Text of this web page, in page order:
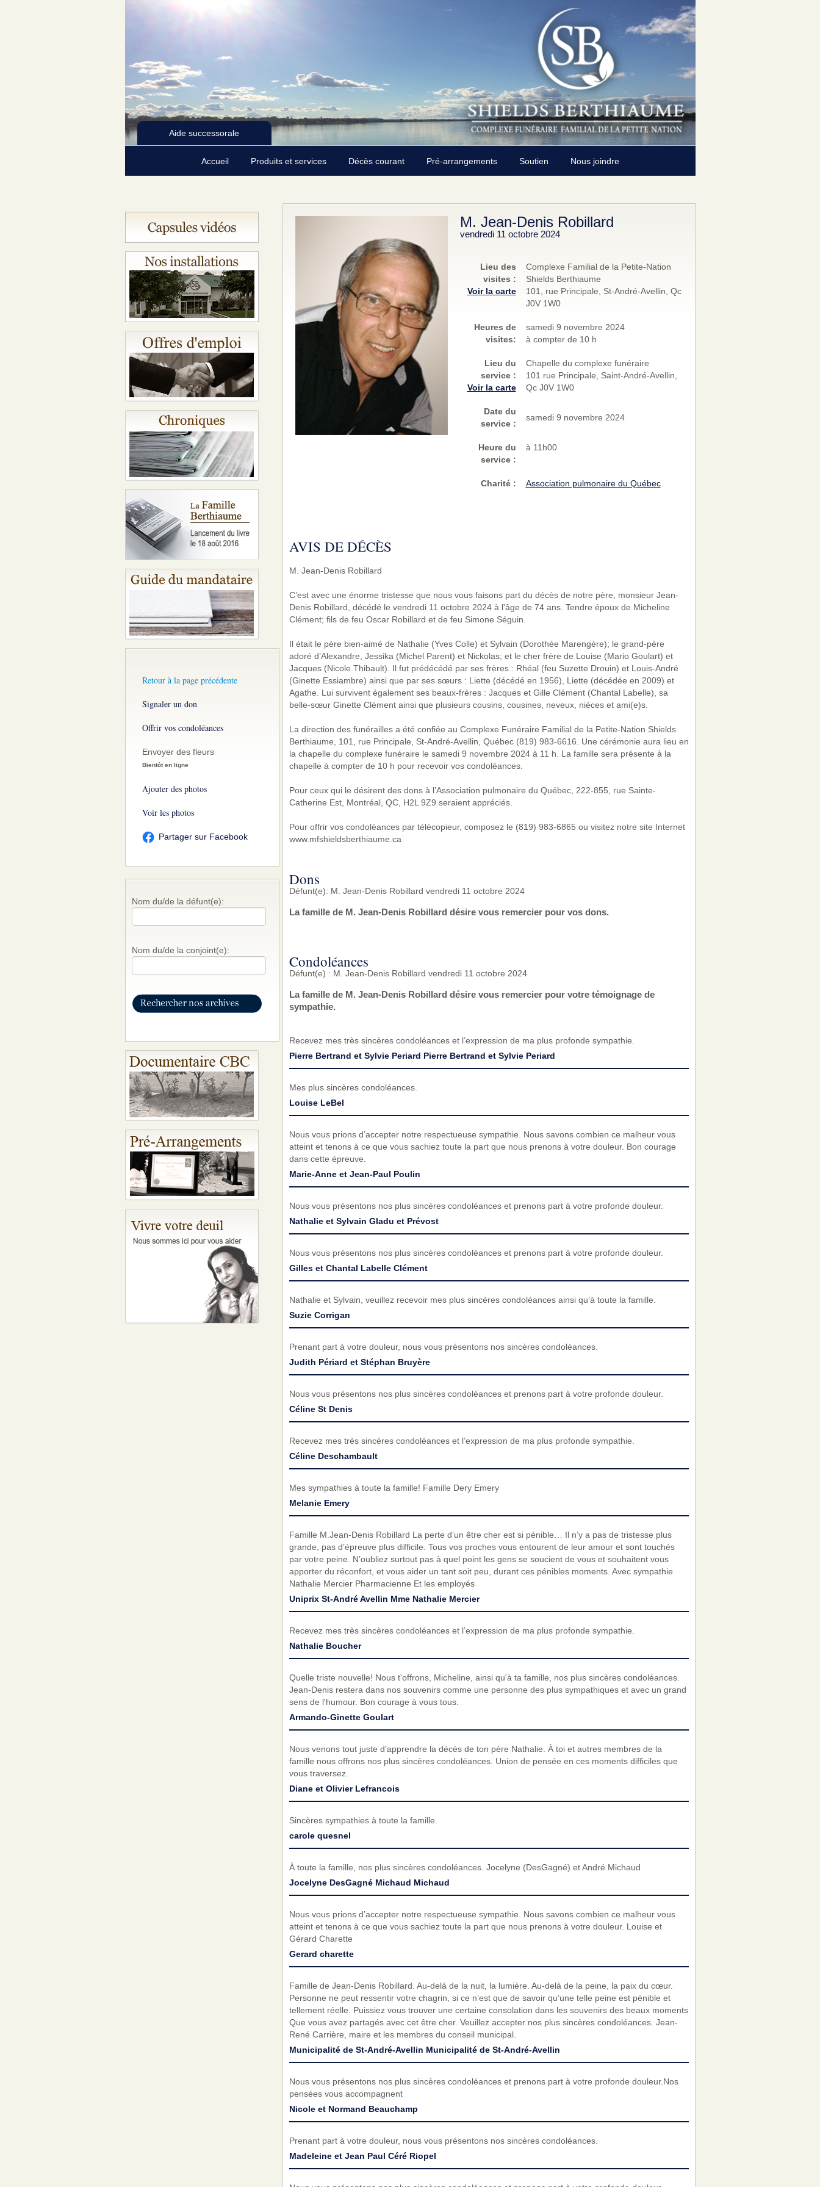
Aide successorale
Accueil Produits et services Décès courant Pré-arrangements Soutien Nous joindre
Retour à la page précédente
Signaler un don
Offrir vos condoléances
Envoyer des fleurs
Bientôt en ligne
Ajouter des photos
Voir les photos
Partager sur Facebook
Nom du/de la défunt(e):
Nom du/de la conjoint(e):
M. Jean-Denis Robillard
vendredi 11 octobre 2024
Lieu des
visites :
Voir la carte
Complexe Familial de la Petite-Nation
Shields Berthiaume
101, rue Principale, St-André-Avellin, Qc
J0V 1W0
Heures de
visites:
samedi 9 novembre 2024
à compter de 10 h
Lieu du
service :
Voir la carte
Chapelle du complexe funéraire
101 rue Principale, Saint-André-Avellin,
Qc J0V 1W0
Date du
service :
samedi 9 novembre 2024
Heure du
service :
à 11h00
Charité: Association pulmonaire du Québec
AVIS DE DÉCÈS
M. Jean-Denis Robillard
C’est avec une énorme tristesse que nous vous faisons part du décès de notre père, monsieur Jean-
Denis Robillard, décédé le vendredi 11 octobre 2024 à l'âge de 74 ans. Tendre époux de Micheline
Clément; fils de feu Oscar Robillard et de feu Simone Séguin.
Il était le père bien-aimé de Nathalie (Yves Colle) et Sylvain (Dorothée Marengère); le grand-père
adoré d’Alexandre, Jessika (Michel Parent) et Nickolas; et le cher frère de Louise (Mario Goulart) et
Jacques (Nicole Thibault). Il fut prédécédé par ses frères : Rhéal (feu Suzette Drouin) et Louis-André
(Ginette Essiambre) ainsi que par ses sœurs : Liette (décédé en 1956), Liette (décédée en 2009) et
Agathe. Lui survivent également ses beaux-frères : Jacques et Gille Clément (Chantal Labelle), sa
belle-sœur Ginette Clément ainsi que plusieurs cousins, cousines, neveux, nièces et ami(e)s.
La direction des funérailles a été confiée au Complexe Funéraire Familial de la Petite-Nation Shields
Berthiaume, 101, rue Principale, St-André-Avellin, Québec (819) 983-6616. Une cérémonie aura lieu en
la chapelle du complexe funéraire le samedi 9 novembre 2024 à 11 h. La famille sera présente à la
chapelle à compter de 10 h pour recevoir vos condoléances.
Pour ceux qui le désirent des dons à l’Association pulmonaire du Québec, 222-855, rue Sainte-
Catherine Est, Montréal, QC, H2L 9Z9 seraient appréciés.
Pour offrir vos condoléances par télécopieur, composez le (819) 983-6865 ou visitez notre site Internet
www.mfshieldsberthiaume.ca
Dons
Défunt(e): M. Jean-Denis Robillard vendredi 11 octobre 2024
La famille de M. Jean-Denis Robillard désire vous remercier pour vos dons.
Condoléances
Défunt(e) : M. Jean-Denis Robillard vendredi 11 octobre 2024
La famille de M. Jean-Denis Robillard désire vous remercier pour votre témoignage de
sympathie.
Recevez mes très sincères condoléances et l’expression de ma plus profonde sympathie.
Pierre Bertrand et Sylvie Periard Pierre Bertrand et Sylvie Periard
Mes plus sincères condoléances.
Louise LeBel
Nous vous prions d’accepter notre respectueuse sympathie. Nous savons combien ce malheur vous
atteint et tenons à ce que vous sachiez toute la part que nous prenons à votre douleur. Bon courage
dans cette épreuve.
Marie-Anne et Jean-Paul Poulin
Nous vous présentons nos plus sincères condoléances et prenons part à votre profonde douleur.
Nathalie et Sylvain Gladu et Prévost
Nous vous présentons nos plus sincères condoléances et prenons part à votre profonde douleur.
Gilles et Chantal Labelle Clément
Nathalie et Sylvain, veuillez recevoir mes plus sincères condoléances ainsi qu’à toute la famille.
Suzie Corrigan
Prenant part à votre douleur, nous vous présentons nos sincères condoléances.
Judith Périard et Stéphan Bruyère
Nous vous présentons nos plus sincères condoléances et prenons part à votre profonde douleur.
Céline St Denis
Recevez mes très sincères condoléances et l’expression de ma plus profonde sympathie.
Céline Deschambault
Mes sympathies à toute la famille! Famille Dery Emery
Melanie Emery
Famille M.Jean-Denis Robillard La perte d’un être cher est si pénible… Il n’y a pas de tristesse plus
grande, pas d’épreuve plus difficile. Tous vos proches vous entourent de leur amour et sont touchés
par votre peine. N’oubliez surtout pas à quel point les gens se soucient de vous et souhaitent vous
apporter du réconfort, et vous aider un tant soit peu, durant ces pénibles moments. Avec sympathie
Nathalie Mercier Pharmacienne Et les employés
Uniprix St-André Avellin Mme Nathalie Mercier
Recevez mes très sincères condoléances et l’expression de ma plus profonde sympathie.
Nathalie Boucher
Quelle triste nouvelle! Nous t'offrons, Micheline, ainsi qu'à ta famille, nos plus sincères condoléances.
Jean-Denis restera dans nos souvenirs comme une personne des plus sympathiques et avec un grand
sens de l'humour. Bon courage à vous tous.
Armando-Ginette Goulart
Nous venons tout juste d’apprendre la décès de ton père Nathalie. À toi et autres membres de la
famille nous offrons nos plus sincères condoléances. Union de pensée en ces moments difficiles que
vous traversez.
Diane et Olivier Lefrancois
Sincères sympathies à toute la famille.
carole quesnel
À toute la famille, nos plus sincères condoléances. Jocelyne (DesGagné) et André Michaud
Jocelyne DesGagné Michaud Michaud
Nous vous prions d’accepter notre respectueuse sympathie. Nous savons combien ce malheur vous
atteint et tenons à ce que vous sachiez toute la part que nous prenons à votre douleur. Louise et
Gérard Charette
Gerard charette
Famille de Jean-Denis Robillard. Au-delà de la nuit, la lumière. Au-delà de la peine, la paix du cœur.
Personne ne peut ressentir votre chagrin, si ce n’est que de savoir qu’une telle peine est pénible et
tellement réelle. Puissiez vous trouver une certaine consolation dans les souvenirs des beaux moments
Que vous avez partagés avec cet être cher. Veuillez accepter nos plus sincères condoléances. Jean-
René Carrière, maire et les membres du conseil municipal.
Municipalité de St-André-Avellin Municipalité de St-André-Avellin
Nous vous présentons nos plus sincères condoléances et prenons part à votre profonde douleur.Nos
pensées vous accompagnent
Nicole et Normand Beauchamp
Prenant part à votre douleur, nous vous présentons nos sincères condoléances.
Madeleine et Jean Paul Céré Riopel